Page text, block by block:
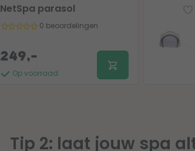
NetSpa parasol
0 beoordelingen
Op voorraad
249,-
Tip 2: laat jouw spa